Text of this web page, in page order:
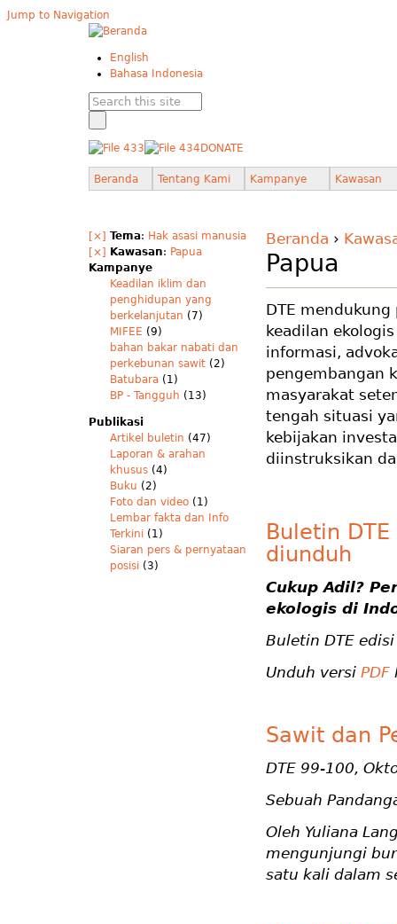
Jump to Navigation
English
Bahasa Indonesia
DONATE
Beranda Tentang Kami Kampanye Kawasan
[×] Tema: Hak asasi manusia
[×]
Kawasan: Papua
Kampanye
Keadilan iklim dan
penghidupan yang
berkelanjutan (7)
MIFEE (9)
bahan bakar nabati dan
perkebunan sawit (2)
Batubara (1)
BP - Tangguh (13)
Publikasi
Artikel buletin (47)
Laporan & arahan
khusus (4)
Buku (2)
Foto dan video (1)
Lembar fakta dan Info
Terkini (1)
Siaran pers & pernyataan
posisi (3)
Beranda ›
Papua
DTE
keadilan
informasi,
pengembangan
masyarakat
tengah situasi
kebijakan
diinstruksikan
Buletin
diunduh
Cukup Adil?
ekologis di
Buletin DTE
Unduh versi PDF
Sawit dan
DTE 99-100,
Sebuah
Oleh Yuliana
mengunjungi
satu kali dalam